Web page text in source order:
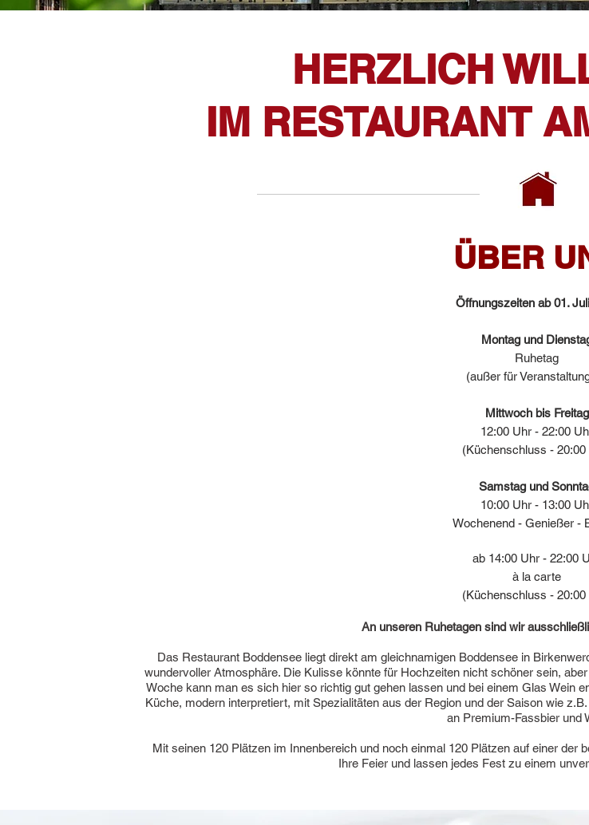
HERZLICH
IM RESTAURANT
ÜBER
Öffnungszeiten ab 01.
Montag und
Ruhetag
(außer für
Mittwoch bis Freitag
12:00 Uhr - 22:00
(Küchenschluss - 20:00
Samstag und
10:00 Uhr - 13:00
Wochenend - Genießer -
ab 14:00 Uhr - 22:00
à la carte
(Küchenschluss - 20:00
An unseren Ruhetagen sind wir
Das Restaurant Boddensee liegt direkt am gleichnamigen Boddensee in
wundervoller Atmosphäre. Die Kulisse könnte für Hochzeiten nicht schöner sein,
Woche kann man es sich hier so richtig gut gehen lassen und bei einem Glas Wein
Küche, modern interpretiert, mit Spezialitäten aus der Region und der Saison wie
an Premium-Fassbier und
Mit seinen 120 Plätzen im Innenbereich und noch einmal 120 Plätzen auf einer der
Ihre Feier und lassen jedes Fest zu einem